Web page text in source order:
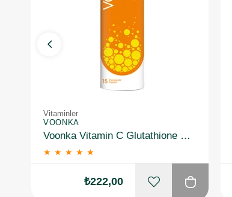
Vitaminler
VOONKA
Voonka Vitamin C Glutathione Complex Efervesan 15 Tablet
★ ★ ★ ★ ★
₺222,00